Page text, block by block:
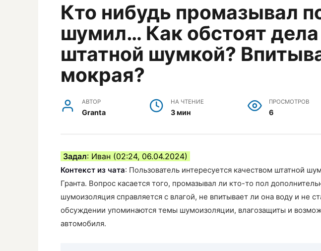
Кто нибудь промазывал
шумил… Как обстоят
штатной шумкой?
мокрая?
АВТОР
Granta
НА ЧТЕНИЕ
3 мин
ПРОСМОТРОВ
6
Задал: Иван (02:24, 06.04.2024)
Контекст из чата: Пользователь интересуется качеством штатной
Гранта. Вопрос касается того, промазывал ли кто-то пол
шумоизоляция справляется с влагой, не впитывает ли она воду и не
обсуждении упоминаются темы шумоизоляции, влагозащиты и
автомобиля.